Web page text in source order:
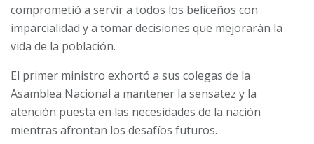
comprometió a servir a todos los beliceños con
imparcialidad y a tomar decisiones que mejorarán la
vida de la población.
El primer ministro exhortó a sus colegas de la
Asamblea Nacional a mantener la sensatez y la
atención puesta en las necesidades de la nación
mientras afrontan los desafíos futuros.